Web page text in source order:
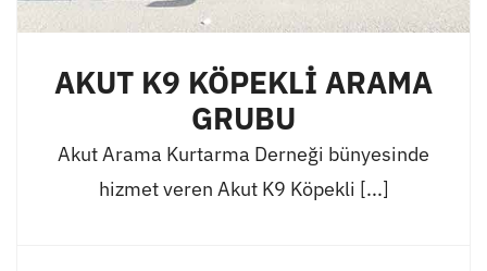
AKUT K9 KÖPEKLİ ARAMA
GRUBU
Akut Arama Kurtarma Derneği bünyesinde
hizmet veren Akut K9 Köpekli [...]